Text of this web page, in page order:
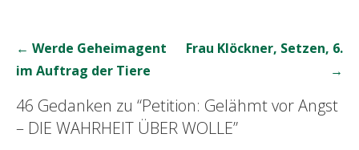
Beitrags-
Navigation
← Werde Geheimagent
im Auftrag der Tiere
Frau Klöckner, Setzen, 6.
→
46 Gedanken zu “Petition: Gelähmt vor Angst
– DIE WAHRHEIT ÜBER WOLLE”